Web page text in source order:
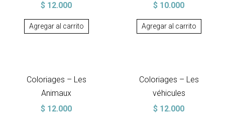
$ 12.000
Agregar al carrito
$ 10.000
Agregar al carrito
Coloriages – Les
Animaux
$ 12.000
Coloriages – Les
véhicules
$ 12.000